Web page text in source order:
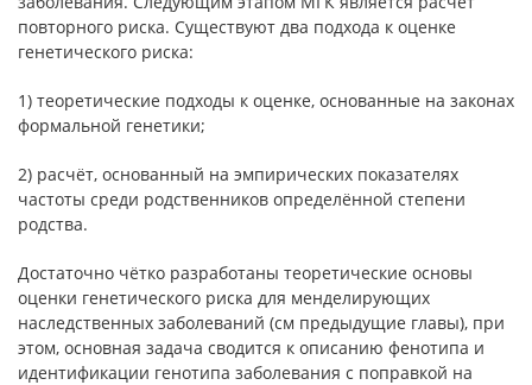
повторного риска. Существуют два подхода к оценке
генетического риска:
1) теоретические подходы к оценке, основанные на законах
формальной генетики;
2) расчёт, основанный на эмпирических показателях
частоты среди родственников определённой степени
родства.
Достаточно чётко разработаны теоретические основы
оценки генетического риска для менделирующих
наследственных заболеваний (см предыдущие главы), при
этом, основная задача сводится к описанию фенотипа и
идентификации генотипа заболевания с поправкой на